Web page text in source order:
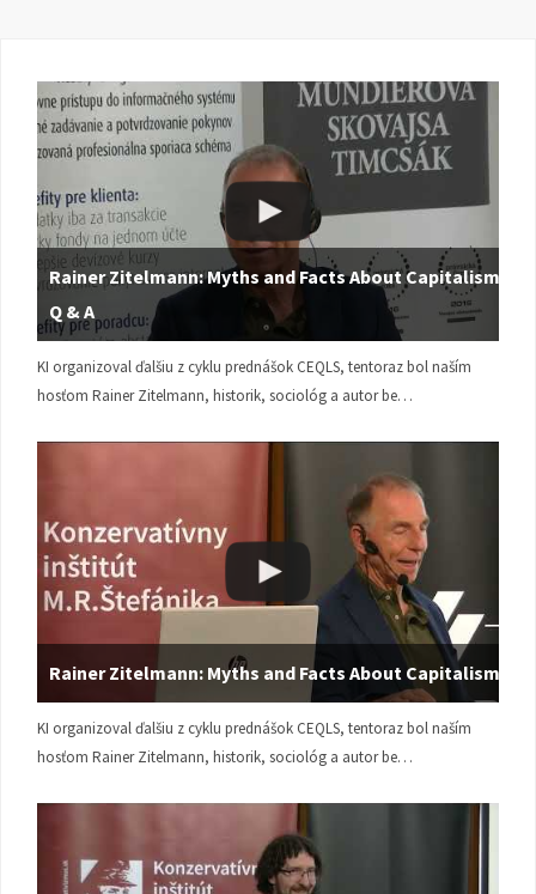
Rainer Zitelmann: Myths and Facts About Capitalism |
Q & A
KI organizoval ďalšiu z cyklu prednášok CEQLS, tentoraz bol naším
hosťom Rainer Zitelmann, historik, sociológ a autor be…
Rainer Zitelmann: Myths and Facts About Capitalism
KI organizoval ďalšiu z cyklu prednášok CEQLS, tentoraz bol naším
hosťom Rainer Zitelmann, historik, sociológ a autor be…